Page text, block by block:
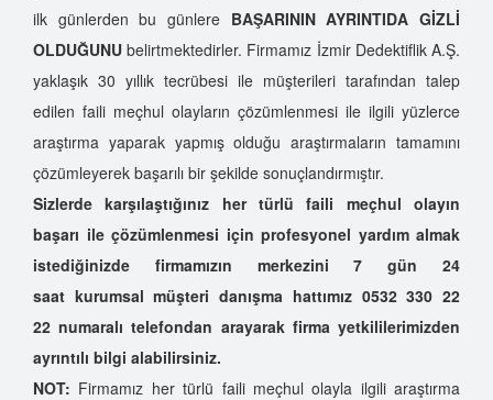
ilk günlerden bu günlere BAŞARININ AYRINTIDA GİZLİ
OLDUĞUNU belirtmektedirler. Firmamız İzmir Dedektiflik A.Ş.
yaklaşık 30 yıllık tecrübesi ile müşterileri tarafından talep
edilen faili meçhul olayların çözümlenmesi ile ilgili yüzlerce
araştırma yaparak yapmış olduğu araştırmaların tamamını
çözümleyerek başarılı bir şekilde sonuçlandırmıştır.
Sizlerde karşılaştığınız her türlü faili meçhul olayın
başarı ile çözümlenmesi için profesyonel yardım almak
istediğinizde firmamızın merkezini 7 gün 24
saat kurumsal müşteri danışma hattımız 0532 330 22
22 numaralı telefondan arayarak firma yetkililerimizden
ayrıntılı bilgi alabilirsiniz.
NOT: Firmamız her türlü faili meçhul olayla ilgili araştırma